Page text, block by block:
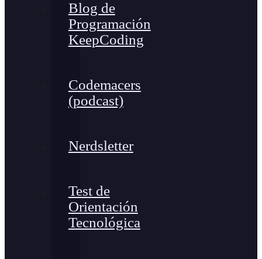
Blog de
Programación
KeepCoding
Codemacers
(podcast)
Nerdsletter
Test de
Orientación
Tecnológica